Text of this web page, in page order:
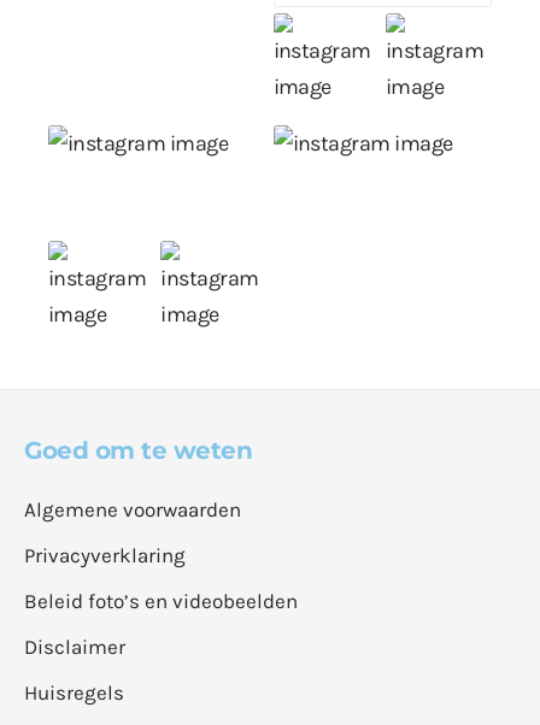
Goed om te weten
Algemene voorwaarden
Privacyverklaring
Beleid foto’s en videobeelden
Disclaimer
Huisregels